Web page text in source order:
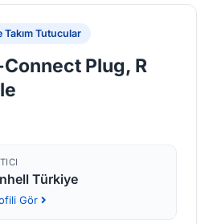
Takım Tutucular
Plug, R
Türkiye
Gör